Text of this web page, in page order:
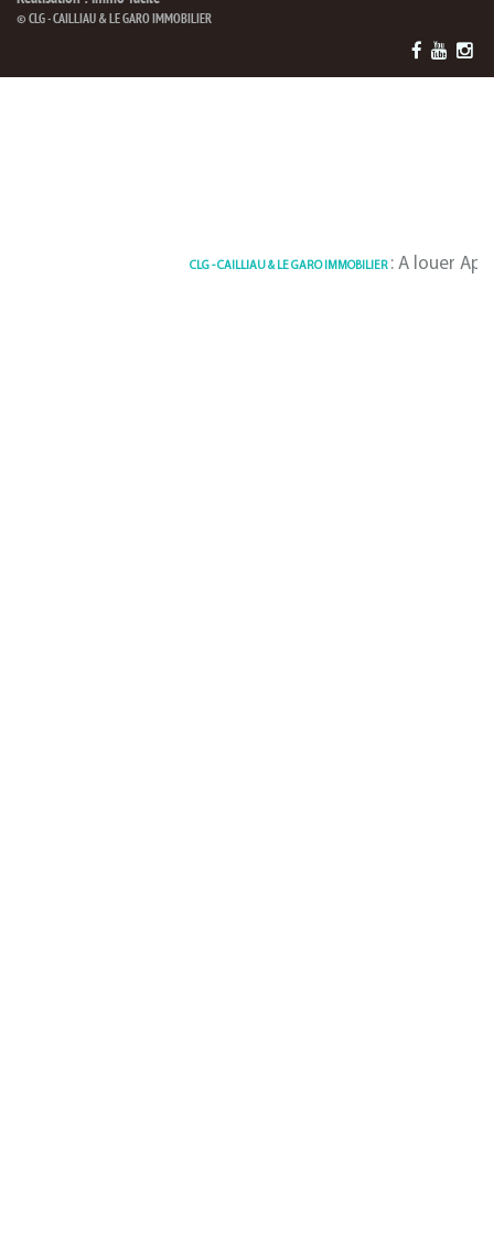
© CLG - CAILLIAU & LE GARO IMMOBILIER
CLG - CAILLIAU & LE GARO IMMOBILIER: A louer Appartement